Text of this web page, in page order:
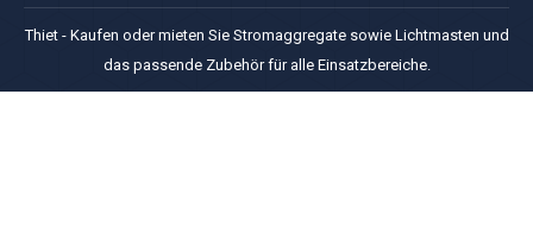
opens
in
opens
in
new
opens
in
new
page
opens
in
Thiet - Kaufen oder mieten Sie Stromaggregate sowie Lichtmasten und
das passende Zubehör für alle Einsatzbereiche.